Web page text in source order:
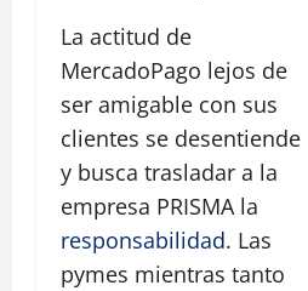
La actitud de
MercadoPago lejos de
ser amigable con sus
clientes se desentiende
y busca trasladar a la
empresa PRISMA la
responsabilidad. Las
pymes mientras tanto